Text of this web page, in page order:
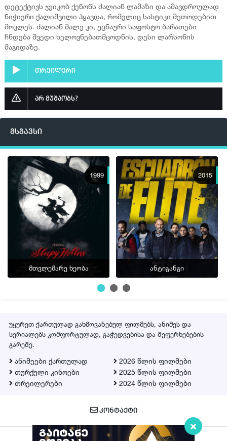
დეტექტივს ჯეიკობ ქენონს ძალიან ლამაზი და ამავდროულად
ნიჭიერი ქალიშვილი ჰყავდა, რომელიც სასტიკი მეთოდებით
მოკლეს. ძალიან მალე კი, უცნაური საფოსტო ბარათები
ჩნდება შვედი ხელოვნებათმცოდნის, დესი ლარსონის
მაგიდაზე.
თრეილერი
არ მუშაობს?
მსგავსი
1999
მთვლემარე ხეობა
2015
ანტიგანგი
უყურეთ ქართულად გახმოვანებულ ფილმებს, ანიმეს და
სერიალებს კომფორტულად, გაჭედვებისა და შეფერხებების
გარეშე.
ანიმეები ქართულად
თურქული კინოები
თრეილერები
2026 წლის ფილმები
2025 წლის ფილმები
2024 წლის ფილმები
ᲙᲝᲜᲢᲐᲥᲢᲘ